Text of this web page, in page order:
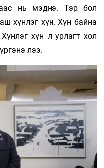
нь мэднэ. Тэр бол
хүнлэг хүн. Хүн байна
хүн л урлагт хол
лээ.